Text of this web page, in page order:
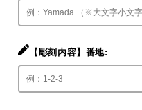
【彫刻内容】番地: